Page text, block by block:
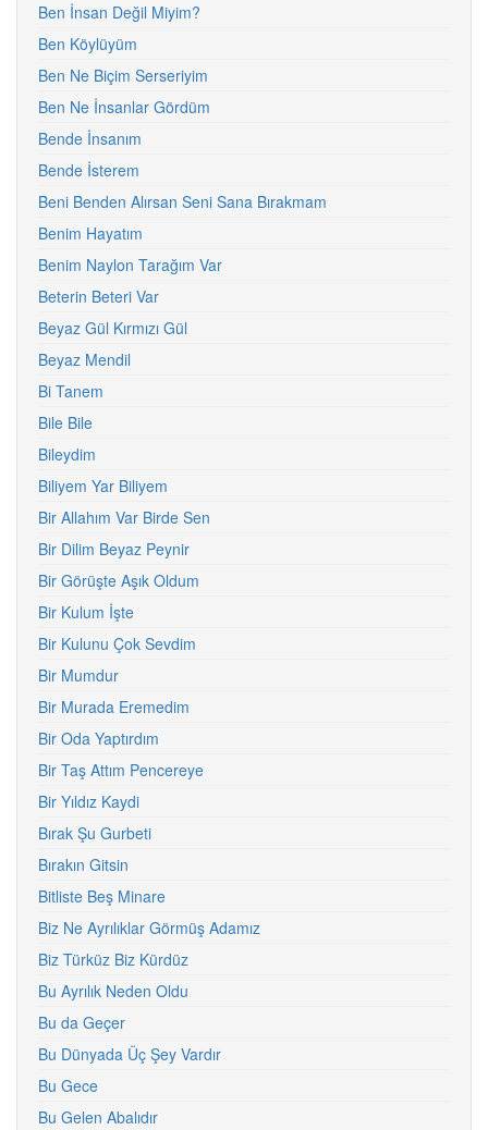
Ben İnsan Değil Miyim?
Ben Köylüyüm
Ben Ne Biçim Serseriyim
Ben Ne İnsanlar Gördüm
Bende İnsanım
Bende İsterem
Beni Benden Alırsan Seni Sana Bırakmam
Benim Hayatım
Benim Naylon Tarağım Var
Beterin Beteri Var
Beyaz Gül Kırmızı Gül
Beyaz Mendil
Bi Tanem
Bile Bile
Bileydim
Biliyem Yar Biliyem
Bir Allahım Var Birde Sen
Bir Dilim Beyaz Peynir
Bir Görüşte Aşık Oldum
Bir Kulum İşte
Bir Kulunu Çok Sevdim
Bir Mumdur
Bir Murada Eremedim
Bir Oda Yaptırdım
Bir Taş Attım Pencereye
Bir Yıldız Kaydi
Bırak Şu Gurbeti
Bırakın Gitsin
Bitliste Beş Minare
Biz Ne Ayrılıklar Görmüş Adamız
Biz Türküz Biz Kürdüz
Bu Ayrılık Neden Oldu
Bu da Geçer
Bu Dünyada Üç Şey Vardır
Bu Gece
Bu Gelen Abalıdır